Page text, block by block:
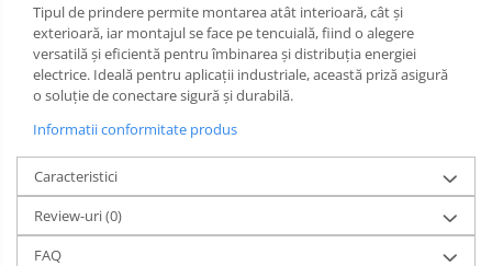
Tipul de prindere permite montarea atât interioară, cât și
exterioară, iar montajul se face pe tencuială, fiind o alegere
versatilă și eficientă pentru îmbinarea și distribuția energiei
electrice. Ideală pentru aplicații industriale, această priză asigură
o soluție de conectare sigură și durabilă.
Informatii conformitate produs
Caracteristici
Review-uri(0)
FAQ